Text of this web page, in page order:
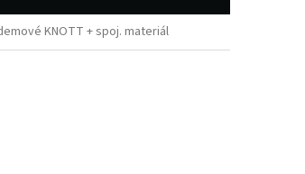
KNOTT + spoj. materiál